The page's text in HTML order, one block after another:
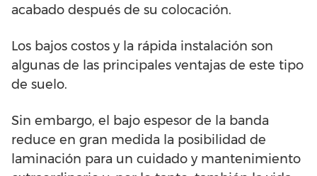
acabado después de su colocación.
Los bajos costos y la rápida instalación son
algunas de las principales ventajas de este tipo
de suelo.
Sin embargo, el bajo espesor de la banda
reduce en gran medida la posibilidad de
laminación para un cuidado y mantenimiento